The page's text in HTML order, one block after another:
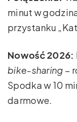
minut w
przystanku
Nowość 2026:
bike-sharing –
Spodka w 10
darmowe.